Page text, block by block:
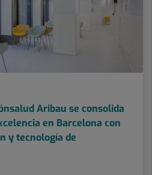
Aribau se consolida
en Barcelona con
y tecnología de